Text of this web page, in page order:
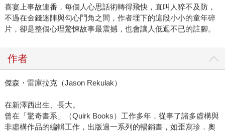
喜宴上事故連番，每個人心思話術轉得飛快，直叫人猝不及防，
不過在金錢迷陣與勾心鬥角之間，作者埋下的這段小小的童年碎
片，卻是整個心理驚悚故事最震撼，也會讓人低迴不已的註腳。
作者
傑森・雷庫拉克（Jason Rekulak）
在新澤西出生、長大。
曾在「驚奇書系」（Quirk Books）工作多年，從事了諸多虛構與
非虛構作品的編輯工作，出版過一系列的暢銷書，如歪寫珍．奧